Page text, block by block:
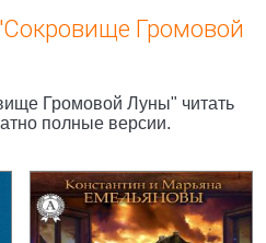
Громовой
Громовой Луны" читать
полные версии.